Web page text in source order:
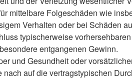
mittelbare Folgeschäden wie
Verhalten oder bei Schäden
typischerweise
entgangenen Gewinn.
und Gesundheit oder
auf die vertragstypischen